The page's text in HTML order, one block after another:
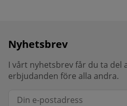
Nyhetsbrev
I vårt nyhetsbrev får du ta del
erbjudanden före alla andra.